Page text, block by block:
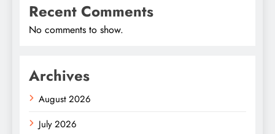
Recent Comments
No comments to show.
Archives
August 2026
July 2026